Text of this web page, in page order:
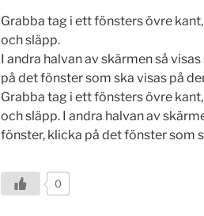
Grabba tag i ett fönsters övre
och släpp.
I andra halvan av skärmen så
på det fönster som ska visas på
Grabba tag i ett fönsters övre
och släpp. I andra halvan av
fönster, klicka på det fönster som
0